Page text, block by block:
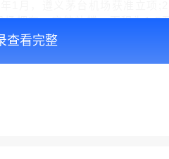
有一座航站楼，面积为1.5
遵义茅台机场共执行19条航
查看完整